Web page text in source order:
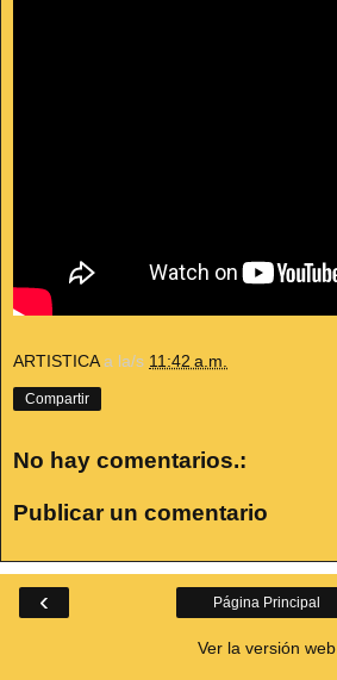
ARTISTICA a la/s 11:42 a.m.
Compartir
No hay comentarios.:
Publicar un comentario
‹ Página Principal
Ver la versión web